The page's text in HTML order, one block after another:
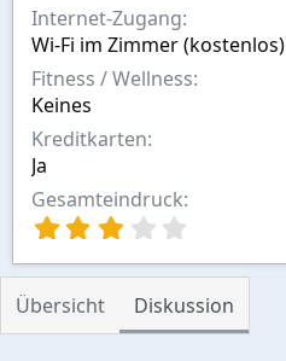
Internet-Zugang
Wi-Fi im Zimmer (kostenlos)
Fitness / Wellness
Keines
Kreditkarten
Ja
Gesamteindruck
0
0
S
t
Übersicht Diskussion